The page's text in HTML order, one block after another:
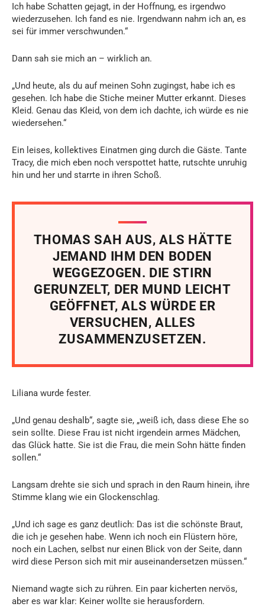
Ich habe Schatten gejagt, in der Hoffnung, es irgendwo
wiederzusehen. Ich fand es nie. Irgendwann nahm ich an, es
sei für immer verschwunden.“
Dann sah sie mich an – wirklich an.
„Und heute, als du auf meinen Sohn zugingst, habe ich es
gesehen. Ich habe die Stiche meiner Mutter erkannt. Dieses
Kleid. Genau das Kleid, von dem ich dachte, ich würde es nie
wiedersehen.“
Ein leises, kollektives Einatmen ging durch die Gäste. Tante
Tracy, die mich eben noch verspottet hatte, rutschte unruhig
hin und her und starrte in ihren Schoß.
THOMAS SAH AUS, ALS HÄTTE
JEMAND IHM DEN BODEN
WEGGEZOGEN. DIE STIRN
GERUNZELT, DER MUND LEICHT
GEÖFFNET, ALS WÜRDE ER
VERSUCHEN, ALLES
ZUSAMMENZUSETZEN.
Liliana wurde fester.
„Und genau deshalb“, sagte sie, „weiß ich, dass diese Ehe so
sein sollte. Diese Frau ist nicht irgendein armes Mädchen,
das Glück hatte. Sie ist die Frau, die mein Sohn hätte finden
sollen.“
Langsam drehte sie sich und sprach in den Raum hinein, ihre
Stimme klang wie ein Glockenschlag.
„Und ich sage es ganz deutlich: Das ist die schönste Braut,
die ich je gesehen habe. Wenn ich noch ein Flüstern höre,
noch ein Lachen, selbst nur einen Blick von der Seite, dann
wird diese Person sich mit mir auseinandersetzen müssen.“
Niemand wagte sich zu rühren. Ein paar kicherten nervös,
aber es war klar: Keiner wollte sie herausfordern.